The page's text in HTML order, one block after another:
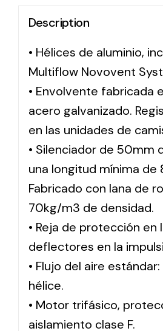
Solar lighting
Variety of solar solutions for all
Description
• Hélices de aluminio,
Multiflow Novovent
• Envolvente fabricada
acero galvanizado.
en las unidades de
• Silenciador de 50mm
una longitud mínima de
Fabricado con lana de
70kg/m3 de densidad.
• Reja de protección en
deflectores en la
• Flujo del aire
hélice.
• Motor trifásico,
aislamiento clase F.